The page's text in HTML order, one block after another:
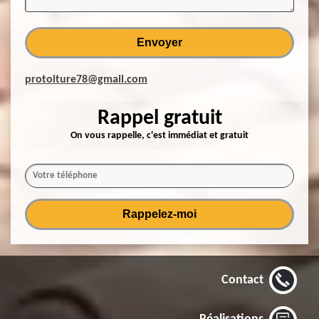
protoiture78@gmail.com
Rappel gratuit
On vous rappelle, c'est immédiat et gratuit
Contact